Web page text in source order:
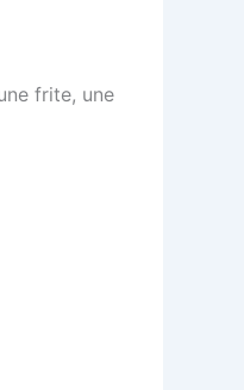
frite, une